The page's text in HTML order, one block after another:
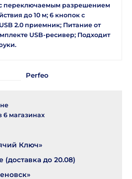
переключаемым разрешением
до 10 м; 6 кнопок с
2.0 приемник; Питание от
USB-ресивер; Подходит
Perfeo
6 магазинах
Ключ»
(доставка до 20.08)